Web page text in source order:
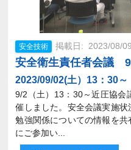
安全技術 2023/08/09
2023/09/02(土）13：30～
安全衛生責任者会議
9/2（土）13：30～近圧協会
催しました。安全会議実施
勉強関係についての情報を
にご参加い...